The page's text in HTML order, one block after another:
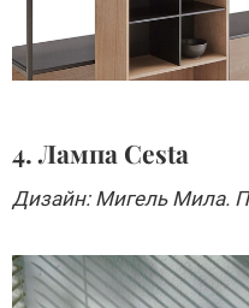
4. Лампа Cesta
Дизайн: Мигель Мила.